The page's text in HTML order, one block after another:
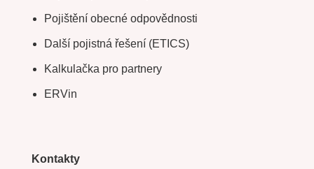
Pojištění obecné odpovědnosti
Další pojistná řešení (ETICS)
Kalkulačka pro partnery
ERVin
Kontakty